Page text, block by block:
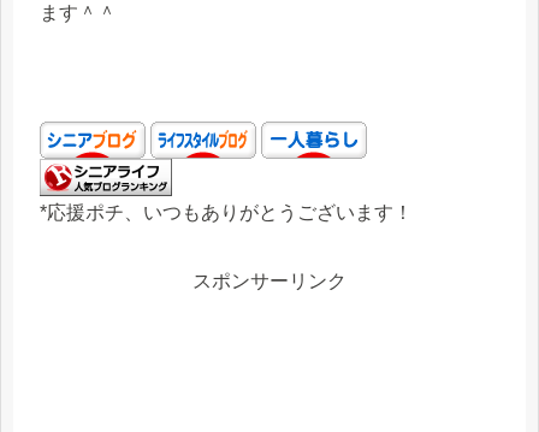
ます＾＾
*応援ポチ、いつもありがとうございます！
スポンサーリンク